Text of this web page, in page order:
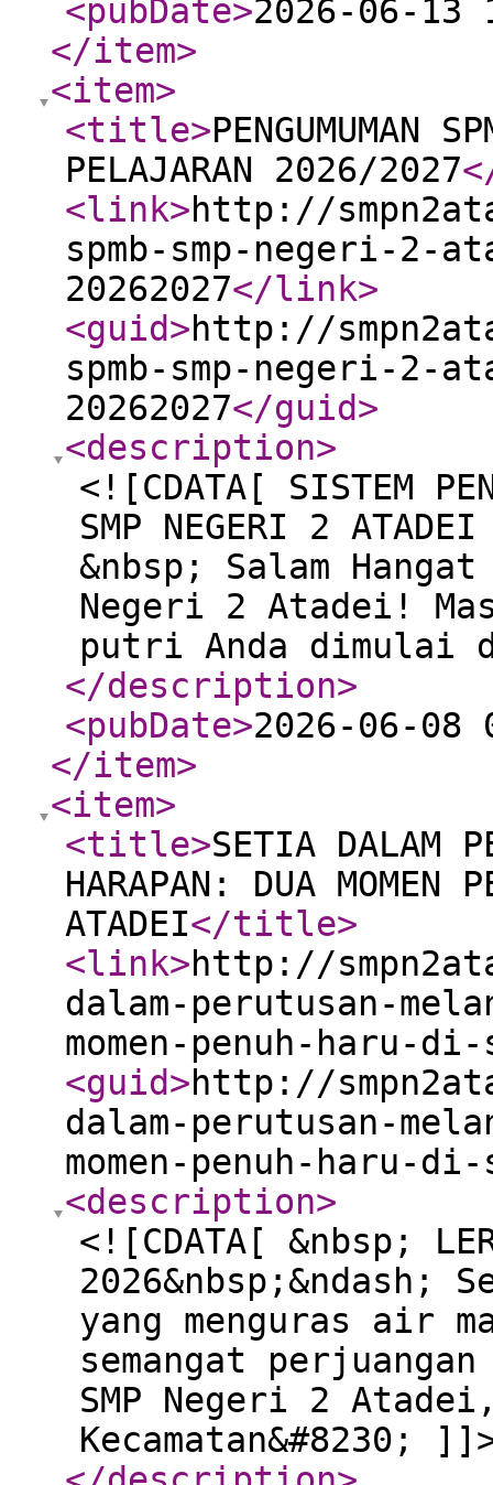
<pubDate>2026-06-13
</item>
<item>
<title>PENGUMUMAN
PELAJARAN 2026/2027
<link>http://
spmb-smp-negeri-2-
20262027</link>
<guid>http://
spmb-smp-negeri-2-
20262027</guid>
<description>
<![CDATA[ SISTEM
SMP NEGERI 2
&nbsp; Salam
Negeri 2 Atadei!
putri Anda dimulai
</description>
<pubDate>2026-06-08
</item>
<item>
<title>SETIA DALAM
HARAPAN: DUA MOMEN
ATADEI</title>
<link>http://
dalam-perutusan-
momen-penuh-haru-
<guid>http://
dalam-perutusan-
momen-penuh-haru-
<description>
<![CDATA[ &nbsp;
2026&nbsp;&ndash;
yang menguras air
semangat
SMP Negeri 2
Kecamatan&#8230;